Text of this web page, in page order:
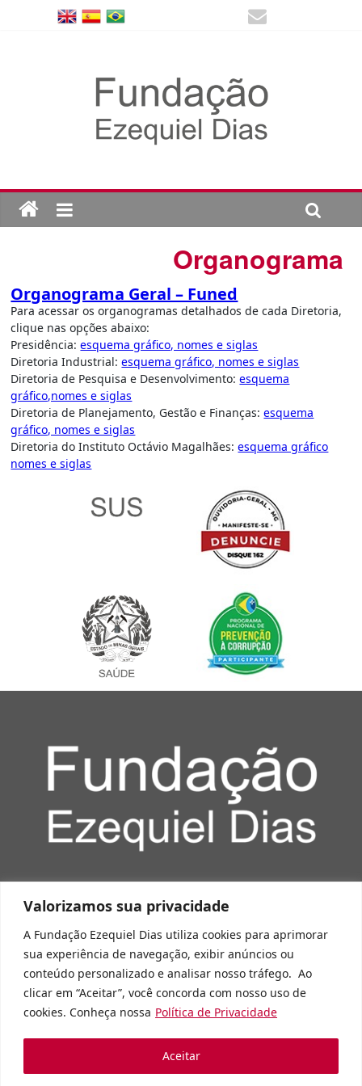
Valorizamos sua privacidade
A Fundação Ezequiel Dias utiliza cookies para aprimorar
sua experiência de navegação, exibir anúncios ou
conteúdo personalizado e analisar nosso tráfego. Ao
clicar em “Aceitar”, você concorda com nosso uso de
cookies. Conheça nossa Política de Privacidade
Aceitar
Organograma
Organograma Geral – Funed
Para acessar os organogramas detalhados de cada Diretoria,
clique nas opções abaixo:
Presidência:esquema gráfico, nomes e siglas
Diretoria Industrial:esquema gráfico, nomes e siglas
Diretoria de Pesquisa e Desenvolvimento:esquema
gráfico,nomes e siglas
Diretoria de Planejamento, Gestão e Finanças:esquema
gráfico, nomes e siglas
Diretoria do Instituto Octávio Magalhães:esquema gráfico
nomes e siglas
Carneiro, 80
Horizonte/MG
CEP 30510-010
CNPJ
17.503.475/0001-01
Todos os direitos
reservados.
Aspectos legais e
responsabilidades
Política de privacidade